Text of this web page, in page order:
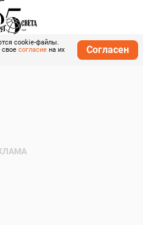
cookie-файлы.
свое согласие на их
Согласен